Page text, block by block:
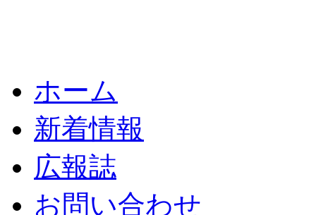
ホーム
新着情報
広報誌
お問い合わせ